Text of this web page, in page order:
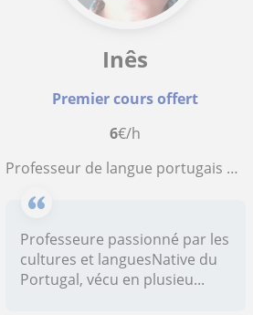
Inês
Premier cours offert
6€/h
Professeur de langue portugais et culture
Professeure passionné par les
cultures et languesNative du
Portugal, vécu en plusieu...